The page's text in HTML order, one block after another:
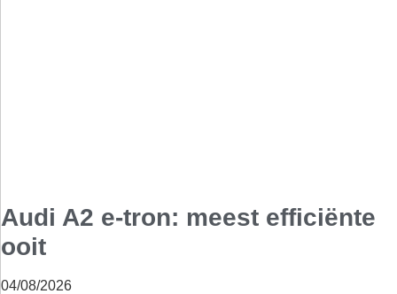
Audi A2 e-tron: meest efficiënte
ooit
04/08/2026